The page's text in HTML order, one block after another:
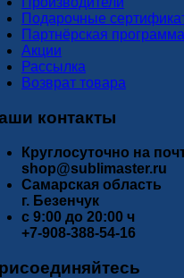
Подарочные
Партнёрская программа
Акции
Рассылка
Возврат товара
контакты
Круглосуточно на
shop@sublimaster.ru
Самарская область
г. Безенчук
с 9:00 до 20:00 ч
+7-908-388-54-16